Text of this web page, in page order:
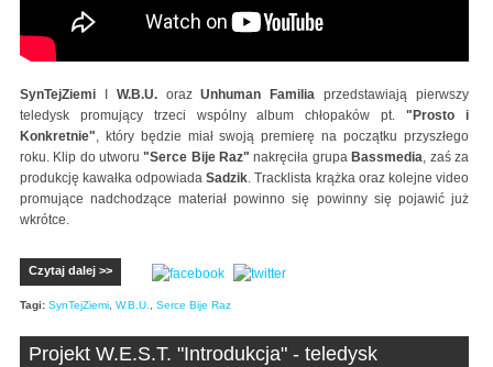
SynTejZiemi I W.B.U.orazUnhuman Familia przedstawiają pierwszy
teledysk promujący trzeci wspólny album chłopaków pt."Prosto i
Konkretnie", który będzie miał swoją premierę na początku przyszłego
roku. Klip do utworu"Serce Bije Raz" nakręciła grupaBassmedia, zaś za
produkcję kawałka odpowiadaSadzik. Tracklista krążka oraz kolejne video
promujące nadchodzące materiał powinno się powinny się pojawić już
wkrótce.
Czytaj dalej >>
Tagi: SynTejZiemi W.B.U. Serce Bije Raz
Projekt W.E.S.T. "Introdukcja" - teledysk